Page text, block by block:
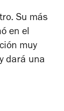
Su más
en el
muy
dará una